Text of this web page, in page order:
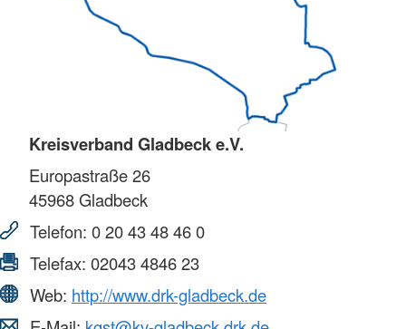
Kreisverband Gladbeck e.V.
Europastraße 26
45968Gladbeck
Telefon: 0 20 43 48 46 0
Telefax: 02043 4846 23
Web: http://www.drk-gladbeck.de